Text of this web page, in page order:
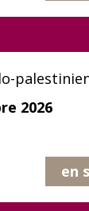
2026
en